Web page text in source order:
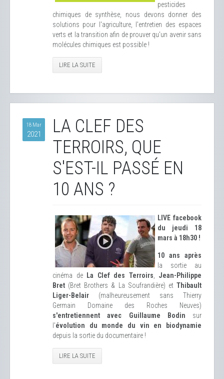
pesticides
chimiques de synthèse, nous devons donner des
solutions pour l'agriculture, l'entretien des espaces
verts et la transition afin de prouver qu'un avenir sans
molécules chimiques est possible !
LIRE LA SUITE
18 Mar
2021
LA CLEF DES
TERROIRS, QUE
S'EST-IL PASSÉ EN
10 ANS ?
LIVE facebook
du jeudi 18
mars à 18h30 !
10 ans après
la sortie au
cinéma de
La Clef des Terroirs
Jean-Philippe
Bret (Bret Brothers & La Soufrandière) et Thibault
Liger-Belair (malheureusement sans Thierry
Germain Domaine des Roches Neuves)
s'entretiennent avec Guillaume Bodin sur
l'évolution du monde du vin en biodynamie
depuis la sortie du documentaire !
LIRE LA SUITE